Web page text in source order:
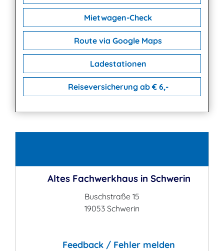
Mietwagen-Check
Route via Google Maps
Ladestationen
Reiseversicherung ab € 6,-
Altes Fachwerkhaus in Schwerin
Buschstraße 15
19053 Schwerin
Feedback / Fehler melden